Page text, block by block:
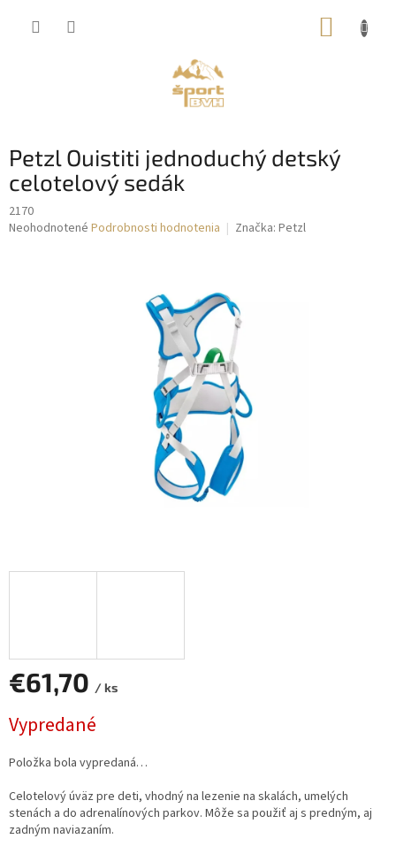
Petzl Ouistiti jednoduchý detský
celotelový sedák
2170
Priemerné
Neohodnotené Podrobnosti hodnotenia Značka: Petzl
€61,70 / ks
cena:
Vypredané
Položka bola vypredaná…
Celotelový úväz pre deti, vhodný na lezenie na skalách, umelých
stenách a do adrenalínových parkov. Môže sa použiť aj s predným, aj
zadným naviazaním.